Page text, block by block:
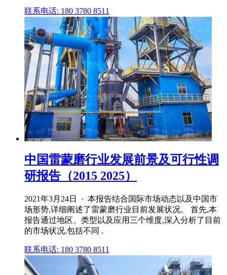
联系电话: 180 3780 8511
中国雷蒙磨行业发展前景及可行性调
研报告（2015 2025）
2021年3月24日 · 本报告结合国际市场动态以及中国市
场形势,详细阐述了雷蒙磨行业目前发展状况。 首先,本
报告通过地区、类型以及应用三个维度,深入分析了目前
的市场状况,包括不同 .
联系电话: 180 3780 8511